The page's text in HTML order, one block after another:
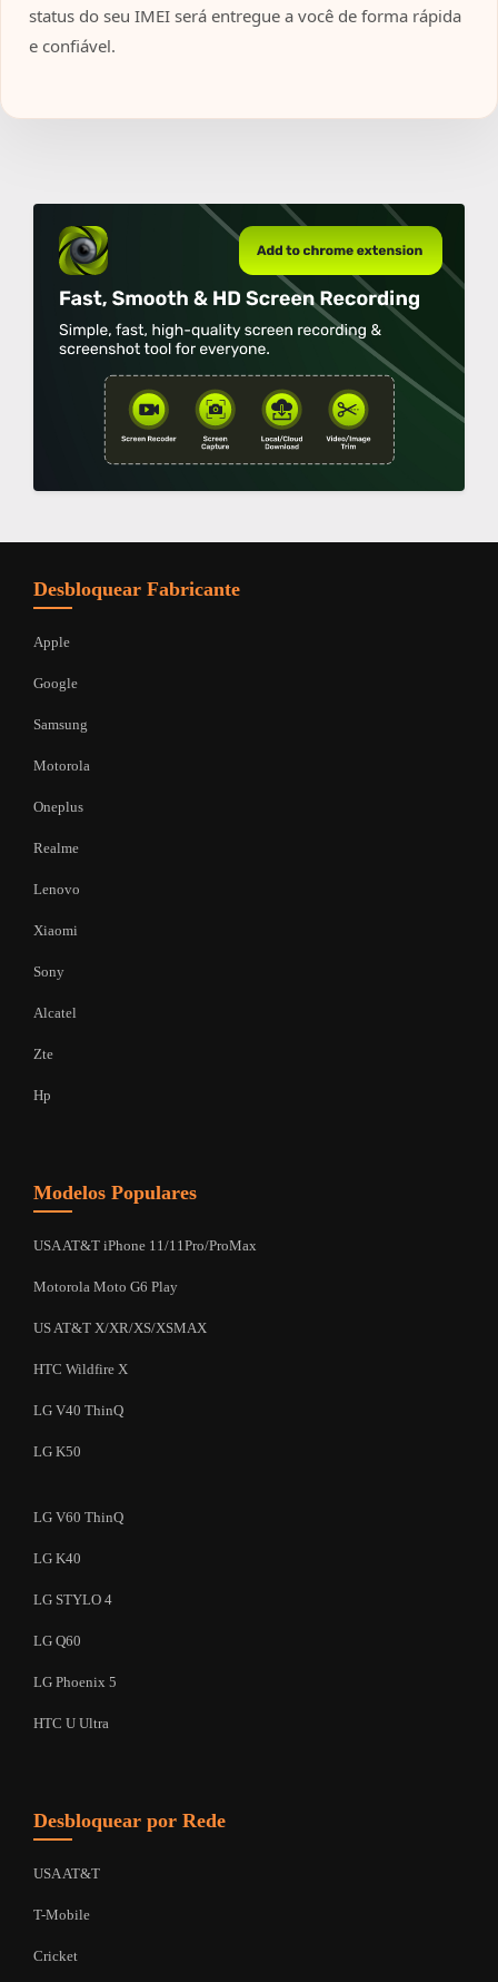
status do seu IMEI será entregue a você de forma rápida
e confiável.
Desbloquear Fabricante
Apple
Google
Samsung
Motorola
Oneplus
Realme
Lenovo
Xiaomi
Sony
Alcatel
Zte
Hp
Modelos Populares
USA AT&T iPhone 11/11Pro/ProMax
Motorola Moto G6 Play
US AT&T X/XR/XS/XSMAX
HTC Wildfire X
LG V40 ThinQ
LG K50
LG V60 ThinQ
LG K40
LG STYLO 4
LG Q60
LG Phoenix 5
HTC U Ultra
Desbloquear por Rede
USA AT&T
T-Mobile
Cricket